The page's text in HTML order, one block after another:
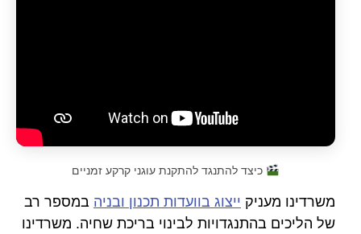
כיצד להתנגד להתקנת עוגני קרקע זמניים
משרדינו מעניק ייצוג בוועדות תכנון ובניה במספר רב
של הליכים בהתנגדויות לבינוי בריכת שחיה. משרדינו